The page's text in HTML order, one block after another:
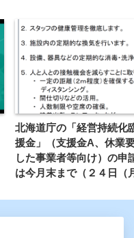
北海道庁の「経営持続化
援金」（支援金A、休業
した事業者等向け）の申
は今月末まで（２４日（